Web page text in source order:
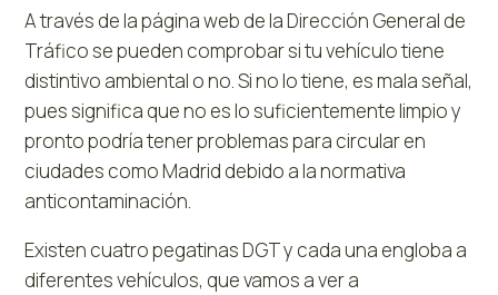
A través de la página web de la Dirección General de
Tráfico se pueden comprobar si tu vehículo tiene
distintivo ambiental o no. Si no lo tiene, es mala señal,
pues significa que no es lo suficientemente limpio y
pronto podría tener problemas para circular en
ciudades como Madrid debido a la normativa
anticontaminación.
Existen cuatro pegatinas DGT y cada una engloba a
diferentes vehículos, que vamos a ver a